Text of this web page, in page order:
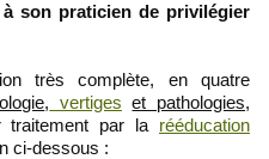
son praticien de privilégier
très complète, en quatre
, vertiges et pathologies,
par la rééducation
ci-dessous :